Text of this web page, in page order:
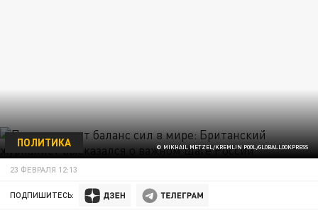
© MIKHAIL METZEL/KREMLIN POOL/GLOBALLOOKPRESS
ПОЛИТИКА
23 ФЕВРАЛЯ 12:13
ПОДПИШИТЕСЬ: